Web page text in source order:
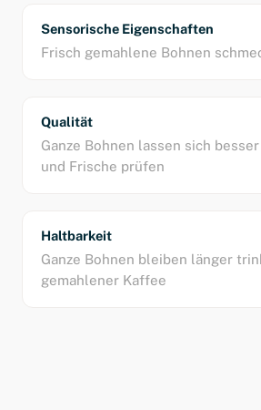
Sensorische Eigenschaften
Frisch gemahlene Bohnen
Qualität
Ganze Bohnen lassen sich
und Frische prüfen
Haltbarkeit
Ganze Bohnen bleiben länger
gemahlener Kaffee